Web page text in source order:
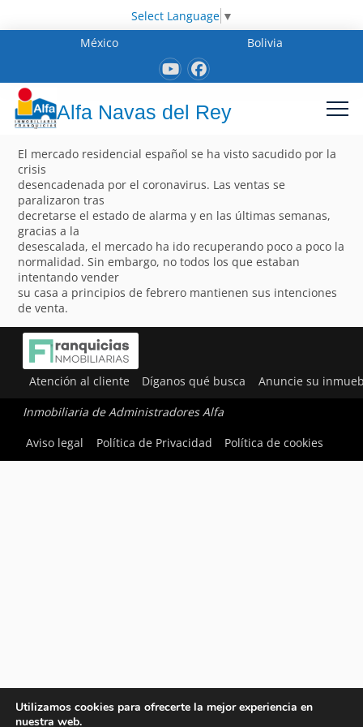
Select Language ▼
México
Bolivia
Alfa Navas del Rey
El mercado residencial español se ha visto sacudido por la
crisis
desencadenada por el coronavirus. Las ventas se
paralizaron tras
decretarse el estado de alarma y en las últimas semanas,
gracias a la
desescalada, el mercado ha ido recuperando poco a poco la
normalidad. Sin embargo, no todos los que estaban
intentando vender
su casa a principios de febrero mantienen sus intenciones
de venta.
Atención al cliente Díganos qué busca Anuncie su
Inmobiliaria de Administradores Alfa
Aviso legal
Política de Privacidad Política de cookies
Utilizamos cookies para ofrecerte la mejor experiencia en
nuestra web.